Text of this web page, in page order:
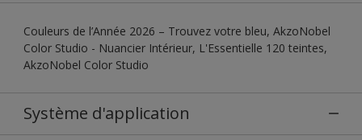
Couleurs de l’Année 2026 – Trouvez votre bleu, AkzoNobel
Color Studio - Nuancier Intérieur, L'Essentielle 120 teintes,
AkzoNobel Color Studio
Système d'application